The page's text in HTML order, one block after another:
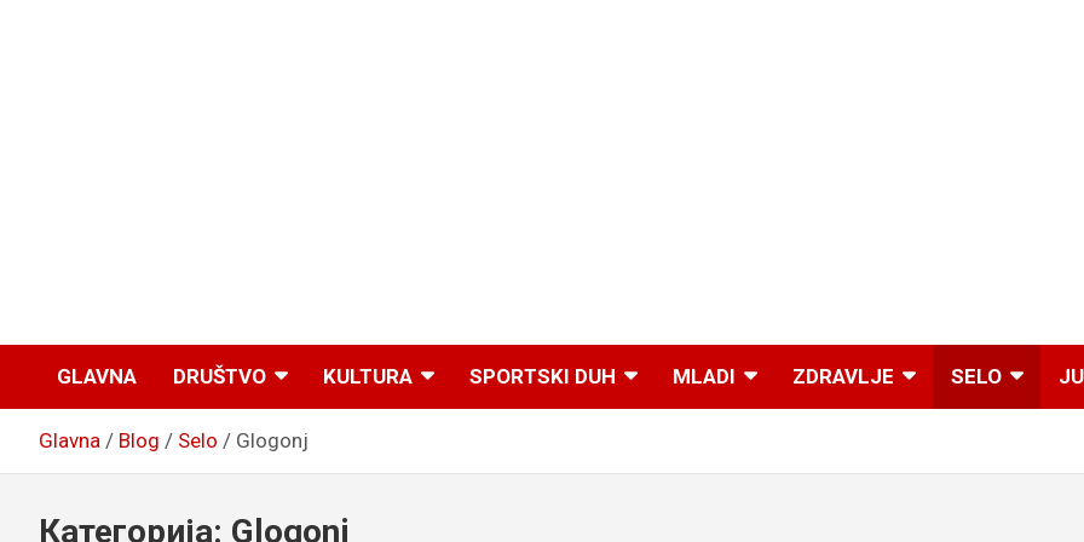
GLAVNA DRUŠTVO KULTURA SPORTSKI DUH MLADI ZDRAVLJE SELO
Glavna Blog Selo Glogonj
Категорија: Glogonj